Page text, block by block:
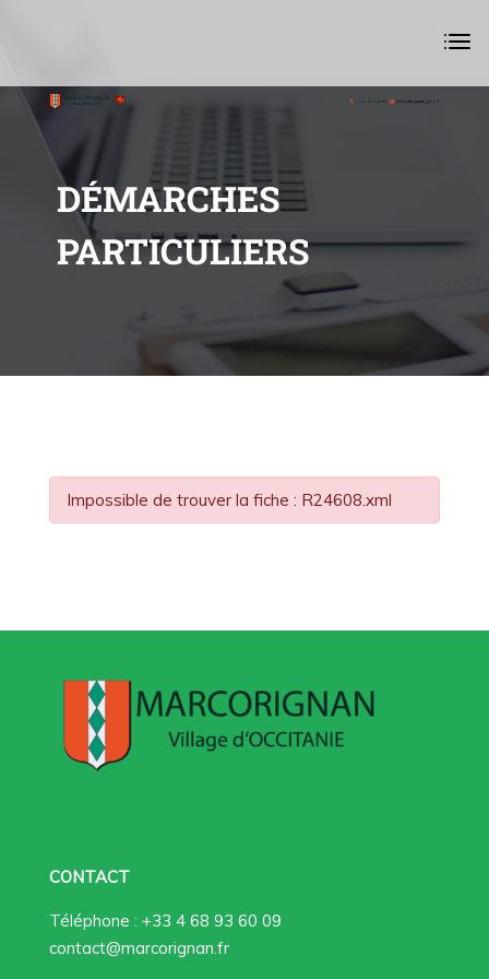
DÉMARCHES
PARTICULIERS
Impossible de trouver la fiche : R24608.xml
CONTACT
Téléphone : +33 4 68 93 60 09
contact@marcorignan.fr